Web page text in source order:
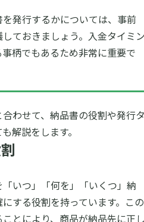
発行するかについては、事前
ておきましょう。入金タイミ
柄でもあるため非常に重要で
わせて、納品書の役割や発行
解説をします。
いつ」「何を」「いくつ」納
する役割を持っています。この
とにより、商品が納品先に正